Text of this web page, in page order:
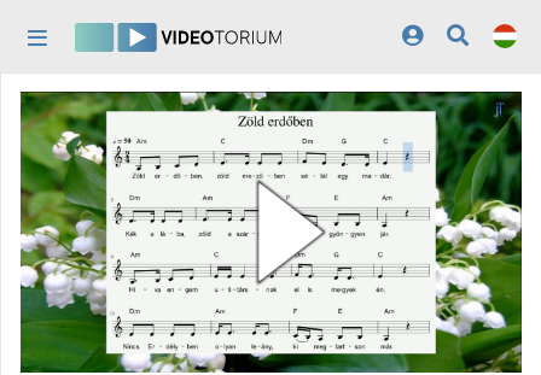
Kezdőlap
Bejelentkezés
Felfedezés
Kategóriák
Lejátszási listák
Intézmények